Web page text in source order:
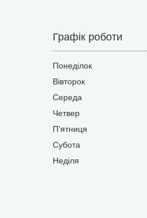
Графік роботи
Понеділок
Вівторок
Середа
Четвер
Пʼятниця
Субота
Неділя